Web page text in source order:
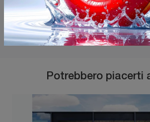
Potrebbero piacerti